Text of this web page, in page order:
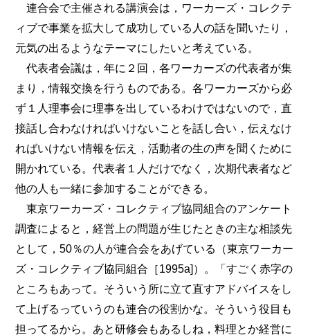
連合会で主催される講演会は，ワーカーズ・コレクテ
ィブで事業を拡大して成功している人の話を聞いたり，
元気の出るようなテーマにしたいと考えている。
代表者会議は，年に２回，各ワーカーズの代表者が集
まり，情報交換を行うものである。各ワーカーズから必
ず１人理事会に理事を出しているわけではないので，直
接話し合わなければいけないことを話し合い，伝えなけ
ればいけない情報を伝え，活動者の生の声を聞くために
開かれている。代表者１人だけでなく，次期代表者など
他の人も一緒に参加することができる。
東京ワーカーズ・コレクティブ協同組合のアンケート
調査によると，経営上の問題が生じたときの主な相談先
として，50％の人が連合会をあげている（東京ワーカー
ズ・コレクティブ協同組合［1995a]）。「すごく赤字の
ところもあって。そういう所に立て直すアドバイスをし
て上げるっていうのも連合の役割かな。そういう役目も
担ってるから。あと研修会もあるしね，料理とか経営に